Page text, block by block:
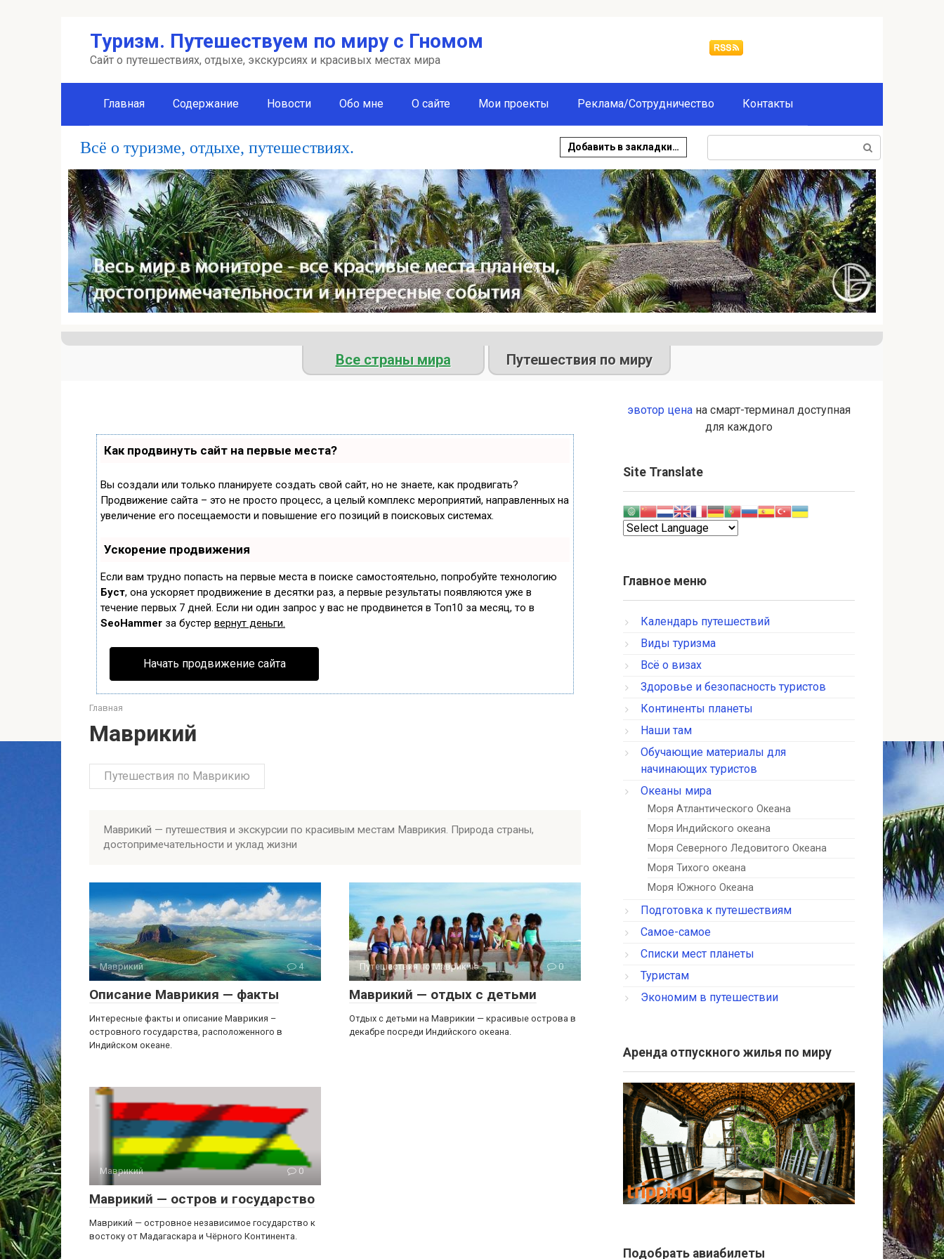
Туризм. Путешествуем по миру с Гномом
Сайт о путешествиях, отдыхе, экскурсиях и красивых местах мира
Главная Содержание Новости Обо мне О сайте Мои проекты Реклама/Сотрудничество Контакты
Всё о туризме, отдыхе, путешествиях. Добавить в закладки…
Все страны мира Путешествия по миру
Как продвинуть сайт на первые места?
Вы создали или только планируете создать свой сайт, но не знаете, как продвигать?
Продвижение сайта – это не просто процесс, а целый комплекс мероприятий, направленных на
увеличение его посещаемости и повышение его позиций в поисковых системах.
Ускорение продвижения
Если вам трудно попасть на первые места в поиске самостоятельно, попробуйте технологию
Буст, она ускоряет продвижение в десятки раз, а первые результаты появляются уже в
течение первых 7 дней. Если ни один запрос у вас не продвинется в Топ10 за месяц, то в
SeoHammer за бустер вернут деньги.
Начать продвижение сайта
Главная
Маврикий
Путешествия по Маврикию
Маврикий — путешествия и экскурсии по красивым местам Маврикия. Природа страны,
достопримечательности и уклад жизни
Маврикий 4
Описание Маврикия — факты
Интересные факты и описание Маврикия –
островного государства, расположенного в
Индийском океане.
Путешествия по Маврикию 0
Маврикий — отдых с детьми
Отдых с детьми на Маврикии — красивые острова в
декабре посреди Индийского океана.
Маврикий 0
Маврикий — остров и государство
Маврикий — островное независимое государство к
востоку от Мадагаскара и Чёрного Континента.
эвотор цена на смарт-терминал доступная
для каждого
Site Translate
Главное меню
Календарь путешествий
Виды туризма
Всё о визах
Здоровье и безопасность туристов
Континенты планеты
Наши там
Обучающие материалы для
начинающих туристов
Океаны мира
Моря Атлантического Океана
Моря Индийского океана
Моря Северного Ледовитого Океана
Моря Тихого океана
Моря Южного Океана
Подготовка к путешествиям
Самое-самое
Списки мест планеты
Туристам
Экономим в путешествии
Аренда отпускного жилья по миру
Подобрать авиабилеты